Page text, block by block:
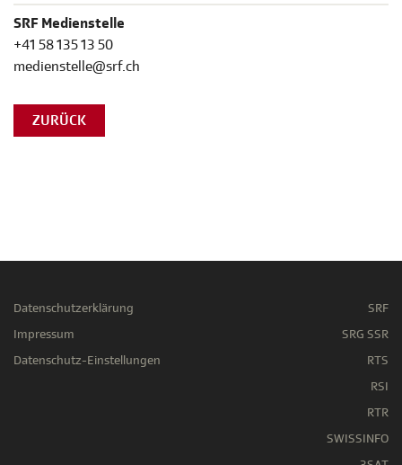
SRF Medienstelle
+41 58 135 13 50
medienstelle@srf.ch
ZURÜCK
Datenschutzerklärung
Impressum
Datenschutz-Einstellungen
SRF
SRG SSR
RTS
RSI
RTR
SWISSINFO